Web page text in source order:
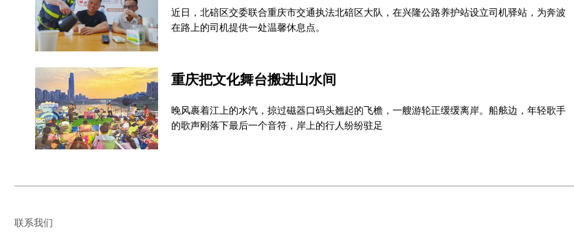
近日，北碚区交委联合重庆市交通执法北碚区大队，在兴隆公路养护站设立司机驿站，为奔波
在路上的司机提供一处温馨休息点。
重庆把文化舞台搬进山水间
晚风裹着江上的水汽，掠过磁器口码头翘起的飞檐，一艘游轮正缓缓离岸。船舷边，年轻歌手
的歌声刚落下最后一个音符，岸上的行人纷纷驻足
联系我们